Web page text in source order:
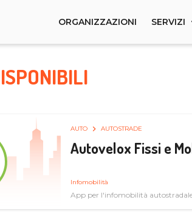
ORGANIZZAZIONI SERVIZI
AUTO AUTOSTRADE
Autovelox Fissi e
Infomobilità
App per l'infomobilità